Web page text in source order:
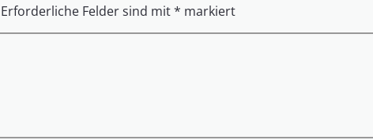
Erforderliche Felder sind mit* markiert